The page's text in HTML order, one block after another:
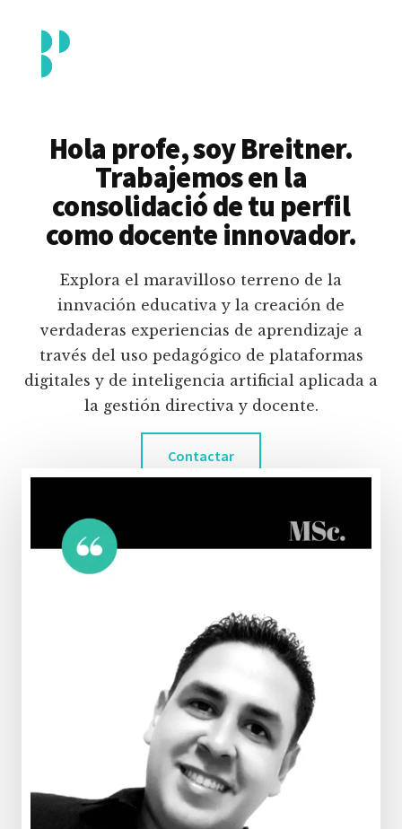
contenido
principal
menu
Piedrahita
docente
pedagógico
educativas
digitales
inteligencia
artificial.
Hola profe, soy Breitner.
Trabajemos en la
consolidació de tu perfil
como docente innovador.
Explora el maravilloso terreno de la
innvación educativa y la creación de
verdaderas experiencias de aprendizaje a
través del uso pedagógico de plataformas
digitales y de inteligencia artificial aplicada a
la gestión directiva y docente.
Contactar